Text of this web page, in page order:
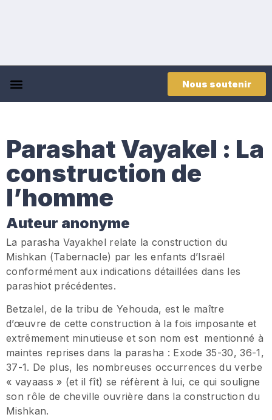
Nous soutenir
Parashat Vayakel : La
construction de
l’homme
Auteur anonyme
La parasha Vayakhel relate la construction du
Mishkan (Tabernacle) par les enfants d’Israël
conformément aux indications détaillées dans les
parashiot précédentes.
Betzalel, de la tribu de Yehouda, est le maître
d’œuvre de cette construction à la fois imposante et
extrêmement minutieuse et son nom est mentionné à
maintes reprises dans la parasha : Exode 35-30, 36-1,
37-1. De plus, les nombreuses occurrences du verbe
« vayaass » (et il fît) se réfèrent à lui, ce qui souligne
son rôle de cheville ouvrière dans la construction du
Mishkan.